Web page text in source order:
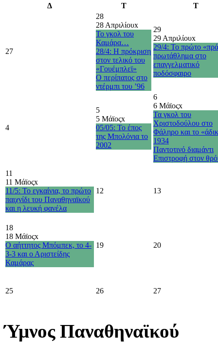
Δ Τ Τ
27
28
28 Απριλίουx
Το γκολ του
Καμάρα…
28/4: Η πρόκριση
στον τελικό του
«Γουέμπλεϊ»
O περίπατος στο
ντέρμπι του ’96
29
29 Απριλίουx
29/4: Το πρώτο
πρωτάθλημα στο
επαγγελματικό
ποδόσφαιρο
4
5
5 Μάϊοςx
05/05: Το έπος
της Μπολόνια το
2002
6
6 Μάϊοςx
Τα γκολ του
Χριστοδούλου στο
Φάληρο και το
1934
Παντοτινό διαμάντι
Επιστροφή στον
11
11 Μάϊοςx
11/5: Το εγκαίνια, το πρώτο
παιχνίδι του Παναθηναϊκού
και η λευκή φανέλα
12 13
18
18 Μάϊοςx
Ο αήττητος Μπόμπεκ, το 4-
3-3 και ο Αριστείδης
Καμάρας
19 20
25 26 27
Ύμνος Παναθηναϊκού